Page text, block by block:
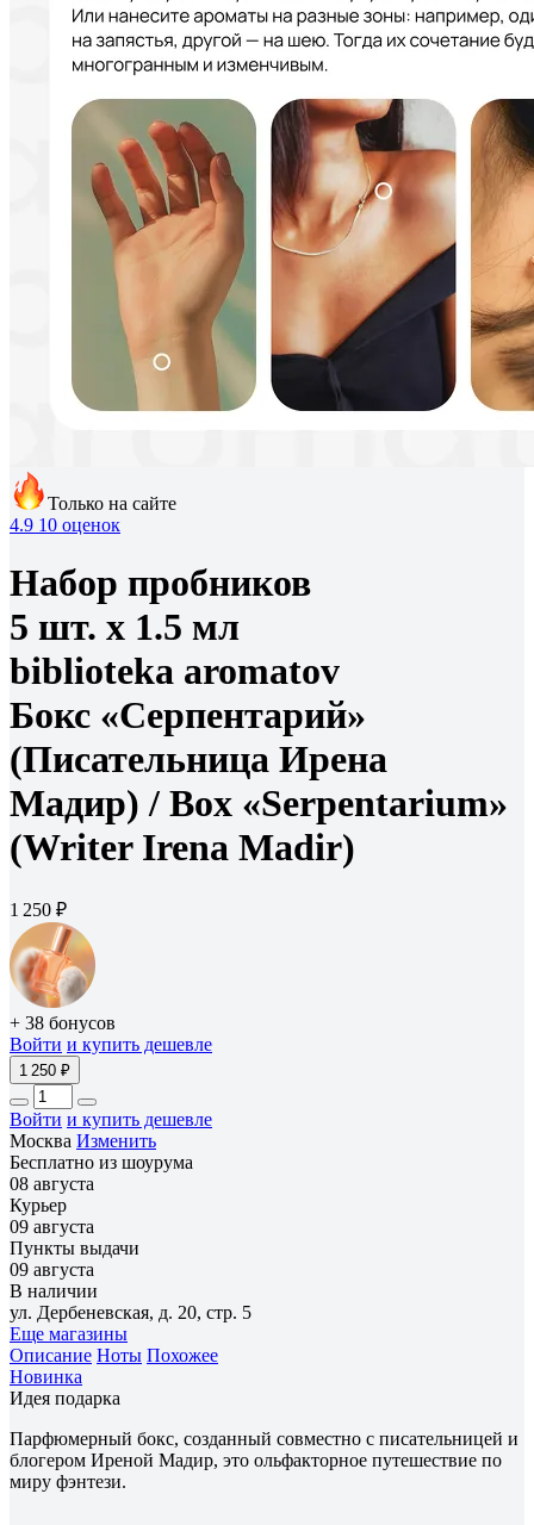
Только на сайте
4.9 10 оценок
Набор пробников
5 шт. х 1.5 мл
biblioteka aromatov
Бокс «Серпентарий»
(Писательница Ирена
Мадир) / Box «Serpentarium»
(Writer Irena Madir)
1 250 ₽
+ 38 бонусов
Войти и купить дешевле
1 250 ₽
Войти и купить дешевле
Москва Изменить
Бесплатно из шоурума
08 августа
Курьер
09 августа
Пункты выдачи
09 августа
В наличии
ул. Дербеневская, д. 20, стр. 5
Еще магазины
Описание Ноты Похожее
Новинка
Идея подарка
Парфюмерный бокс, созданный совместно с писательницей и
блогером Иреной Мадир, это ольфакторное путешествие по
миру фэнтези.